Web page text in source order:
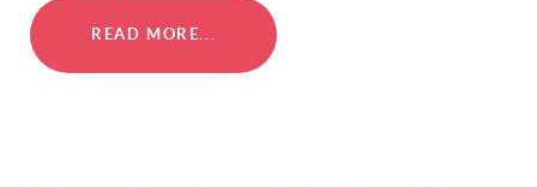
READ MORE...